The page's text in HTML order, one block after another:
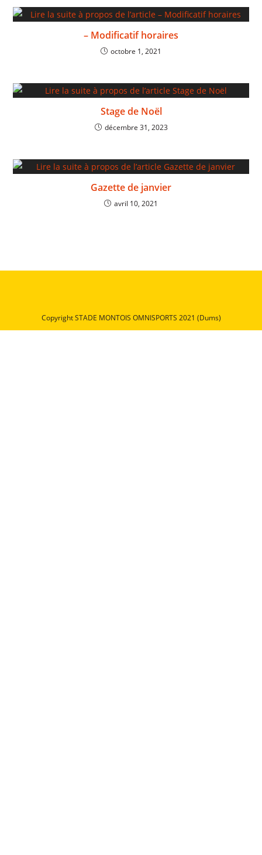
– Modificatif horaires
octobre 1, 2021
Stage de Noël
décembre 31, 2023
Gazette de janvier
avril 10, 2021
Copyright STADE MONTOIS OMNISPORTS 2021 (Dums)